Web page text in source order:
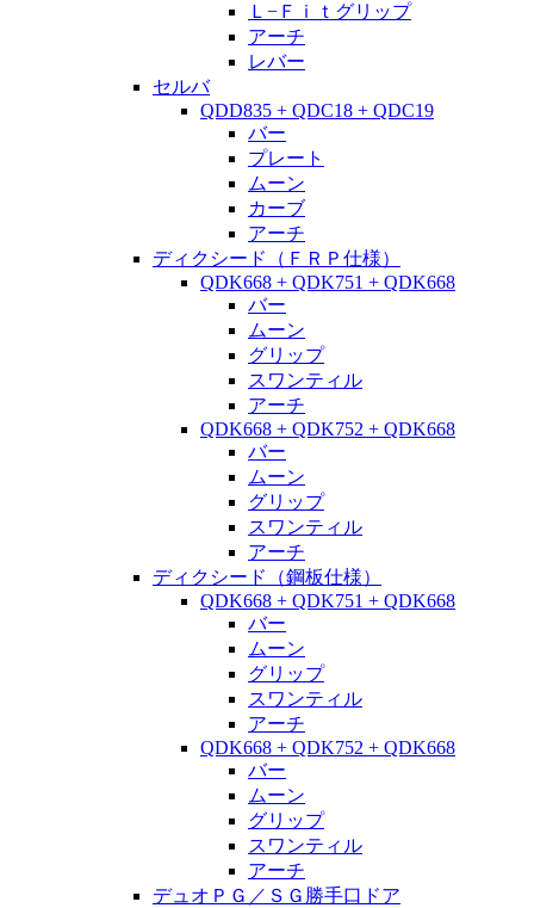
Ｌ−Ｆｉｔグリップ
アーチ
レバー
セルバ
QDD835 + QDC18 + QDC19
バー
プレート
ムーン
カーブ
アーチ
ディクシード（ＦＲＰ仕様）
QDK668 + QDK751 + QDK668
バー
ムーン
グリップ
スワンティル
アーチ
QDK668 + QDK752 + QDK668
バー
ムーン
グリップ
スワンティル
アーチ
ディクシード（鋼板仕様）
QDK668 + QDK751 + QDK668
バー
ムーン
グリップ
スワンティル
アーチ
QDK668 + QDK752 + QDK668
バー
ムーン
グリップ
スワンティル
アーチ
デュオＰＧ／ＳＧ勝手口ドア